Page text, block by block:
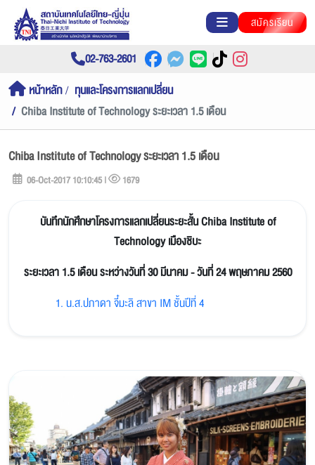
สมัครเรียน
02-763-2601
หน้าหลัก
ทุนและโครงการแลกเปลี่ยน
Chiba Institute of Technology ระยะเวลา 1.5 เดือน
Chiba Institute of Technology ระยะเวลา 1.5 เดือน
06-Oct-2017 10:10:45 | 1679
บันทึกนักศึกษาโครงการแลกเปลี่ยนระยะสั้น Chiba Institute of
Technology เมืองชิบะ
ระยะเวลา 1.5 เดือน ระหว่างวันที่ 30 มีนาคม - วันที่ 24 พฤษภาคม 2560
1. น.ส.ปภาดา จี๋มะลิ สาขา IM ชั้นปีที่ 4